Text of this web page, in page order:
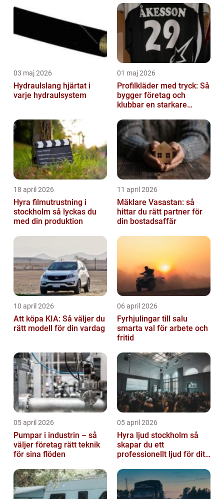
03 maj 2026
Hydraulslang hjärtat i
varje hydraulsystem
01 maj 2026
Profilkläder med tryck: Så
bygger företag och
klubbar en starkare
18 april 2026
Hyra filmutrustning i
stockholm så lyckas du
med din produktion
11 april 2026
Mäklare Vasastan: så
hittar du rätt partner för
din bostadsaffär
10 april 2026
Att köpa KIA: Så väljer du
rätt modell för din vardag
06 april 2026
Fyrhjulingar till salu
smarta val för arbete och
fritid
05 april 2026
Pumpar i industrin – så
väljer företag rätt teknik
för sina flöden
05 april 2026
Hyra ljud stockholm så
skapar du ett
professionellt ljud för ditt